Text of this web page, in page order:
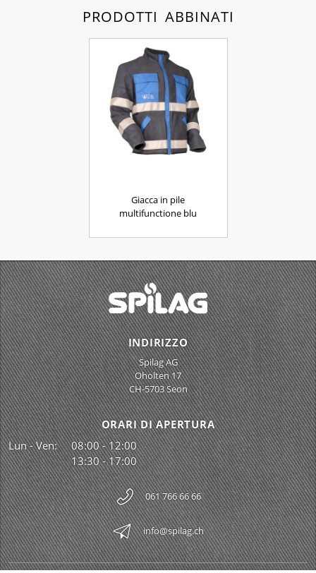
PRODOTTI ABBINATI
Giacca in pile
multifunctione blu
INDIRIZZO
Spilag AG
Oholten 17
CH-5703 Seon
ORARI DI APERTURA
Lun - Ven:
08:00 - 12:00
13:30 - 17:00
061 766 66 66
info@spilag.ch